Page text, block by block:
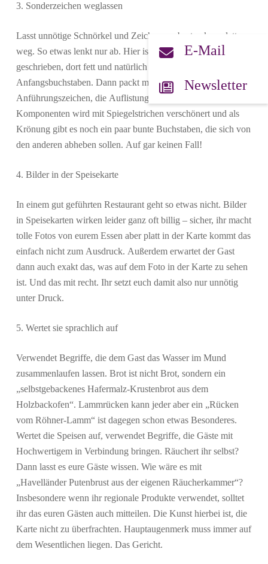
3. Sonderzeichen weglassen
Lasst unnötige Schnörkel und Zeichen am besten komplett
weg. So etwas lenkt nur ab. Hier ist mal etwas kursiv
geschrieben, dort fett und natürlich noch mit riesigen
Anfangsbuchstaben. Dann packt man noch alles in
Anführungszeichen, die Auflistung der einzelnen
Komponenten wird mit Spiegelstrichen verschönert und als
Krönung gibt es noch ein paar bunte Buchstaben, die sich von
den anderen abheben sollen. Auf gar keinen Fall!
4. Bilder in der Speisekarte
In einem gut geführten Restaurant geht so etwas nicht. Bilder
in Speisekarten wirken leider ganz oft billig – sicher, ihr macht
tolle Fotos von eurem Essen aber platt in der Karte kommt das
einfach nicht zum Ausdruck. Außerdem erwartet der Gast
dann auch exakt das, was auf dem Foto in der Karte zu sehen
ist. Und das mit recht. Ihr setzt euch damit also nur unnötig
unter Druck.
5. Wertet sie sprachlich auf
Verwendet Begriffe, die dem Gast das Wasser im Mund
zusammenlaufen lassen. Brot ist nicht Brot, sondern ein
„selbstgebackenes Hafermalz-Krustenbrot aus dem
Holzbackofen“. Lammrücken kann jeder aber ein „Rücken
vom Röhner-Lamm“ ist dagegen schon etwas Besonderes.
Wertet die Speisen auf, verwendet Begriffe, die Gäste mit
Hochwertigem in Verbindung bringen. Räuchert ihr selbst?
Dann lasst es eure Gäste wissen. Wie wäre es mit
„Havelländer Putenbrust aus der eigenen Räucherkammer“?
Insbesondere wenn ihr regionale Produkte verwendet, solltet
ihr das euren Gästen auch mitteilen. Die Kunst hierbei ist, die
Karte nicht zu überfrachten. Hauptaugenmerk muss immer auf
dem Wesentlichen liegen. Das Gericht.
E-Mail
Newsletter